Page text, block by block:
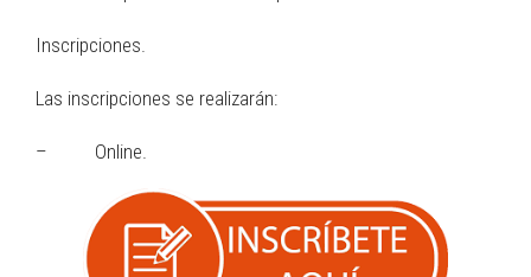
Inscripciones.
Las inscripciones se realizarán:
– Online.